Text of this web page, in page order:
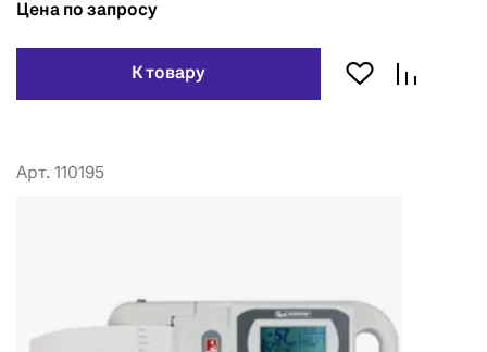
Цена по запросу
К товару
Арт. 110195